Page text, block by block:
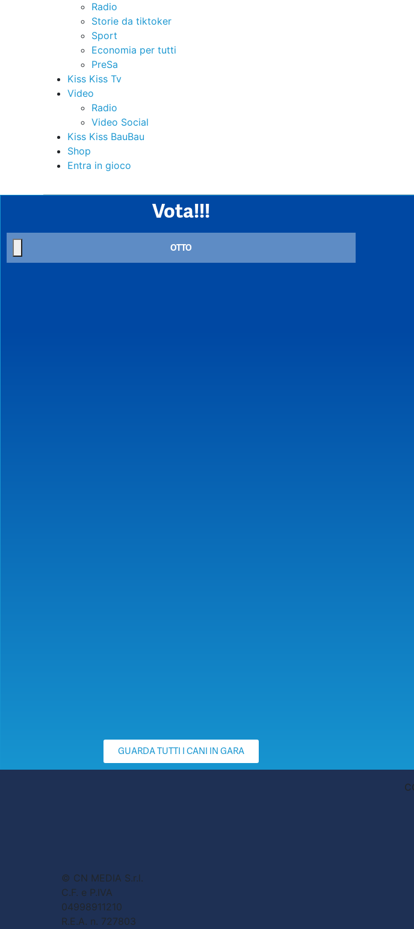
Radio
Storie da tiktoker
Sport
Economia per tutti
PreSa
Kiss Kiss Tv
Video
Radio
Video Social
Kiss Kiss BauBau
Shop
Entra in gioco
Vota!!!
OTTO
GUARDA TUTTI I CANI IN GARA
© CN MEDIA S.r.l.
C.F. e P.IVA
04998911210
R.E.A. n. 727803